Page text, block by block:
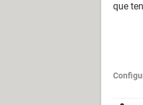
que